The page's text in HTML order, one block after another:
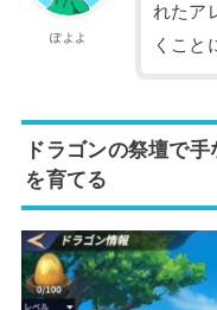
ぽよよ
れたア
くこと
ドラゴンの祭壇で
を育てる